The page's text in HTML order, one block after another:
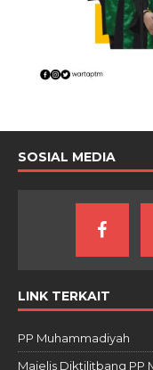
SOSIAL MEDIA
LINK TERKAIT
PP Muhammadiyah
Majelis Diktilitbang PP